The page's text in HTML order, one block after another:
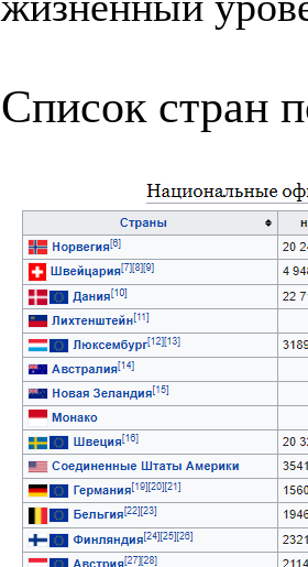
Список стран